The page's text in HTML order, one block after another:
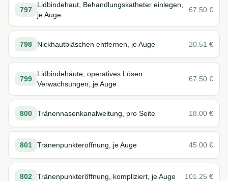
797
Lidbindehaut, Behandlungskatheter einlegen,
je Auge
67.50 €
798 Nickhautbläschen entfernen, je Auge 20.51 €
799
Lidbindehäute, operatives Lösen
Verwachsungen, je Auge
67.50 €
800 Tränennasenkanalweitung, pro Seite 18.00 €
801 Tränenpunkteröffnung, je Auge 45.00 €
802 Tränenpunkteröffnung, kompliziert, je Auge 101.25 €